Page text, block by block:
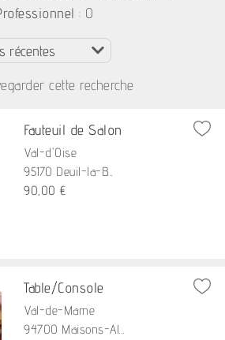
: 0
cette recherche
Fauteuil de Salon
Val-d'Oise
95170 Deuil-la-B...
90,00 €
Table/Console
Val-de-Marne
94700 Maisons-Al...